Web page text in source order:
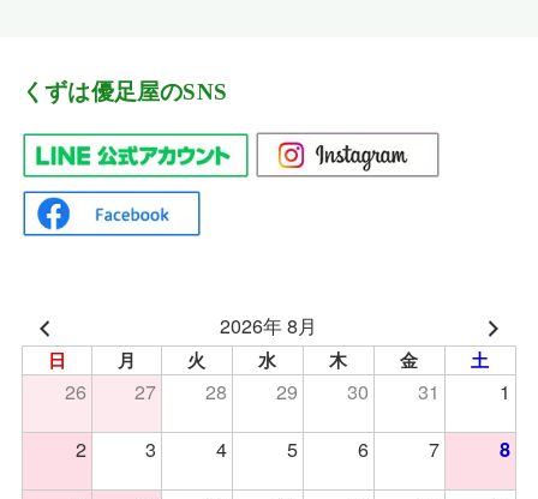
くずは優足屋のSNS
2026年 8月
日 月 火 水 木 金 土
26 27 28 29 30 31
1
2
3 4 5 6 7 8